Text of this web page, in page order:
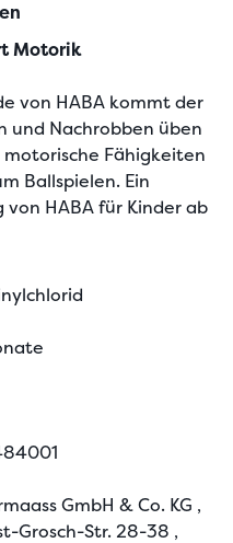
Motorik
von HABA kommt der
und Nachrobben üben
Fähigkeiten
Ballspielen. Ein
HABA für Kinder ab
GmbH & Co. KG ,
Grosch-Str. 28-38 ,